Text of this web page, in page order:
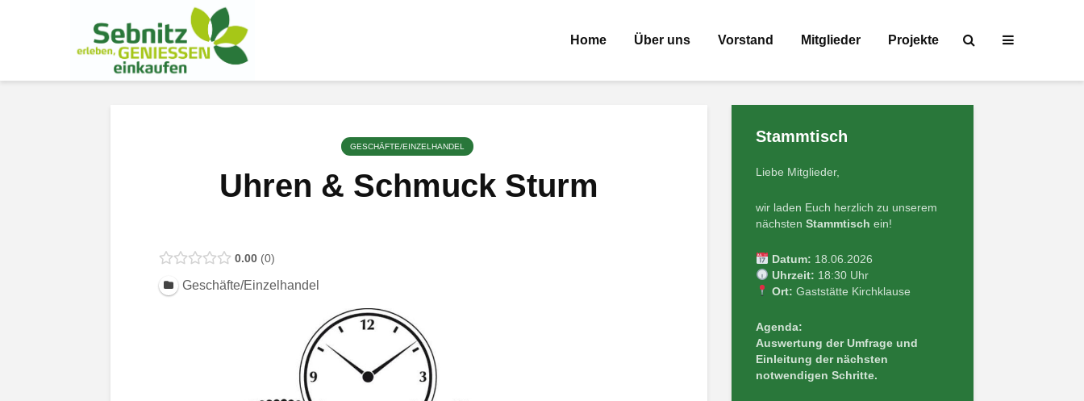
Home Über uns Vorstand Mitglieder Projekte
GESCHÄFTE/EINZELHANDEL
Uhren & Schmuck Sturm
0.00 0
Geschäfte/Einzelhandel
Stammtisch
Liebe Mitglieder,
wir laden Euch herzlich zu unserem
nächsten Stammtisch ein!
Datum: 18.06.2026
Uhrzeit: 18:30 Uhr
Ort: Gaststätte Kirchklause
Agenda:
Auswertung der Umfrage und
Einleitung der nächsten
notwendigen Schritte.